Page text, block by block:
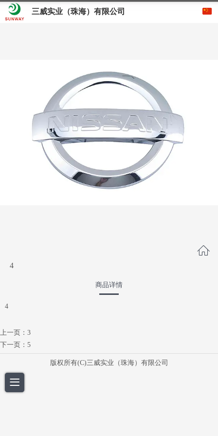
三威实业（珠海）有限公司
4
商品详情
4
上一页： 3
下一页： 5
版权所有(C)三威实业（珠海）有限公司